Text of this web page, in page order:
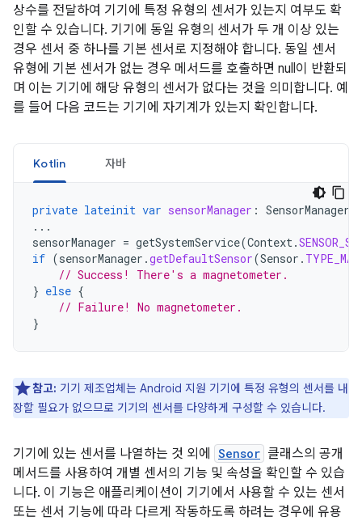
상수를 전달하여 기기에 특정 유형의 센서가 있는지 여부도 확
인할 수 있습니다. 기기에 동일 유형의 센서가 두 개 이상 있는
경우 센서 중 하나를 기본 센서로 지정해야 합니다. 동일 센서
유형에 기본 센서가 없는 경우 메서드를 호출하면 null이 반환되
며 이는 기기에 해당 유형의 센서가 없다는 것을 의미합니다. 예
를 들어 다음 코드는 기기에 자기계가 있는지 확인합니다.
Kotlin 자바
private lateinit var sensorManager : SensorManager
...
sensorManager = getSystemService(Context.
if (sensorManager .getDefaultSensor(Sensor .
// Success! There's a magnetometer.
} else {
// Failure! No magnetometer.
}
참고: 기기 제조업체는 Android 지원 기기에 특정 유형의 센서를 내
장할 필요가 없으므로 기기의 센서를 다양하게 구성할 수 있습니다.
기기에 있는 센서를 나열하는 것 외에 Sensor 클래스의 공개
메서드를 사용하여 개별 센서의 기능 및 속성을 확인할 수 있습
니다. 이 기능은 애플리케이션이 기기에서 사용할 수 있는 센서
또는 센서 기능에 따라 다르게 작동하도록 하려는 경우에 유용